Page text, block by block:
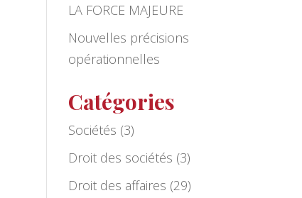
LA FORCE MAJEURE
Nouvelles précisions
opérationnelles
Catégories
Sociétés (3)
Droit des sociétés (3)
Droit des affaires (29)